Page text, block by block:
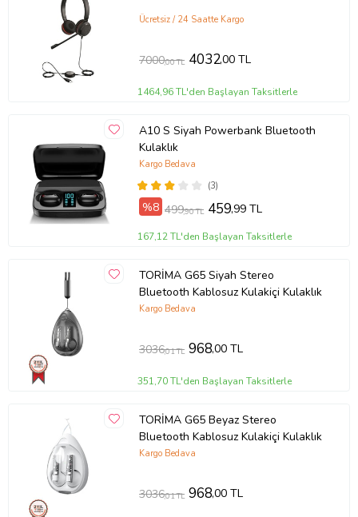
Ücretsiz / 24 Saatte Kargo
7000,00 TL 4032,00 TL
1464,96 TL'den Başlayan Taksitlerle
A10 S Siyah Powerbank Bluetooth
Kulaklık
(3)
Kargo Bedava
%8 499,90 TL 459,99 TL
167,12 TL'den Başlayan Taksitlerle
TORİMA G65 Siyah Stereo
Bluetooth Kablosuz Kulakiçi Kulaklık
Kargo Bedava
3036,01 TL 968,00 TL
351,70 TL'den Başlayan Taksitlerle
TORİMA G65 Beyaz Stereo
Bluetooth Kablosuz Kulakiçi Kulaklık
Kargo Bedava
3036,01 TL 968,00 TL